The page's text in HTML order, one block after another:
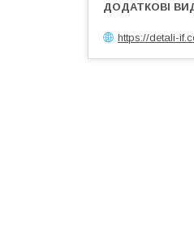
https://detali-